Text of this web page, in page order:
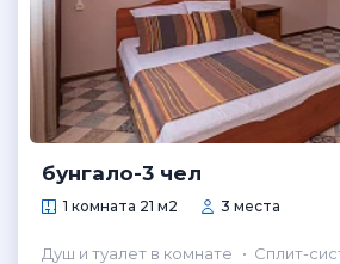
бунгало-3 чел
1 комната 21 м2 3 места
Душ и туалет в комнате Сплит-